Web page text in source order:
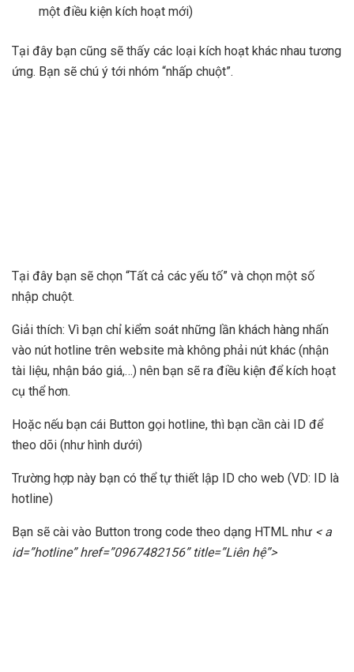
một điều kiện kích hoạt mới)
Tại đây bạn cũng sẽ thấy các loại kích hoạt khác nhau tương
ứng. Bạn sẽ chú ý tới nhóm “nhấp chuột”.
Tại đây bạn sẽ chọn “Tất cả các yếu tố” và chọn một số
nhập chuột.
Giải thích: Vì bạn chỉ kiểm soát những lần khách hàng nhấn
vào nút hotline trên website mà không phải nút khác (nhận
tài liệu, nhận báo giá,…) nên bạn sẽ ra điều kiện để kích hoạt
cụ thể hơn.
Hoặc nếu bạn cái Button gọi hotline, thì bạn cần cài ID để
theo dõi (như hình dưới)
Trường hợp này bạn có thể tự thiết lập ID cho web (VD: ID là
hotline)
Bạn sẽ cài vào Button trong code theo dạng HTML như < a
id=”hotline” href=”0967482156” title=”Liên hệ”>